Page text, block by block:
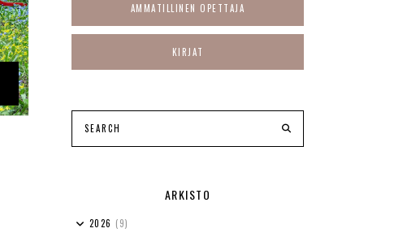
AMMATILLINEN OPETTAJA
KIRJAT
ARKISTO
2026 (9)